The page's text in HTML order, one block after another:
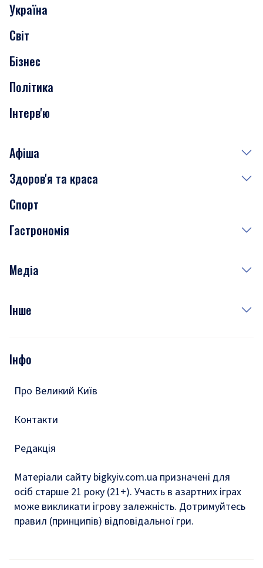
Скандали
Нерухомість
Транспорт
Україна
Світ
Бізнес
Політика
Інтерв'ю
Афіша
Сьогодні
Завтра
Субота
Здоров'я та краса
Медицина
Краса
Спорт
Гастрономія
Рецепти
Медіа
Фото
Подкасти
Інше
Тести
Інфо
Про Великий Київ
Контакти
Редакція
Матеріали сайту bigkyiv.com.ua призначені для
осіб старше 21 року (21+). Участь в азартних іграх
може викликати ігрову залежність. Дотримуйтесь
правил (принципів) відповідальної гри.